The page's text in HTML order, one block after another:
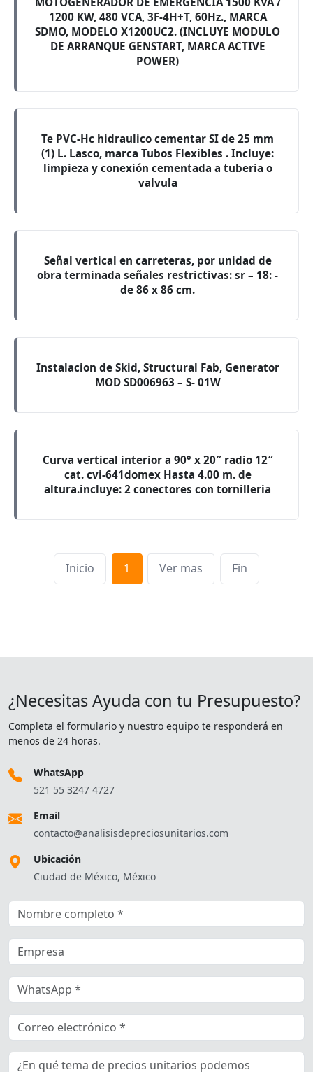
1200 KW, 480 VCA, 3F-4H+T, 60Hz., MARCA
SDMO, MODELO X1200UC2. (INCLUYE MODULO
DE ARRANQUE GENSTART, MARCA ACTIVE
POWER)
Te PVC-Hc hidraulico cementar SI de 25 mm
(1) L. Lasco, marca Tubos Flexibles . Incluye:
limpieza y conexión cementada a tuberia o
valvula
Señal vertical en carreteras, por unidad de
obra terminada señales restrictivas: sr – 18: -
de 86 x 86 cm.
Instalacion de Skid, Structural Fab, Generator
MOD SD006963 – S- 01W
Curva vertical interior a 90° x 20″ radio 12″
cat. cvi-641domex Hasta 4.00 m. de
altura.incluye: 2 conectores con tornilleria
Inicio 1 Ver mas Fin
¿Necesitas Ayuda con tu Presupuesto?
Completa el formulario y nuestro equipo te responderá en
menos de 24 horas.
WhatsApp
521 55 3247 4727
Email
contacto@analisisdepreciosunitarios.com
Ubicación
Ciudad de México, México